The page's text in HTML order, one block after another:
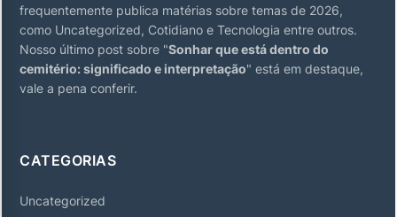
frequentemente publica matérias sobre temas de 2026,
como Uncategorized, Cotidiano e Tecnologia entre outros.
Nosso último post sobre "Sonhar que está dentro do
cemitério: significado e interpretação" está em destaque,
vale a pena conferir.
CATEGORIAS
Uncategorized